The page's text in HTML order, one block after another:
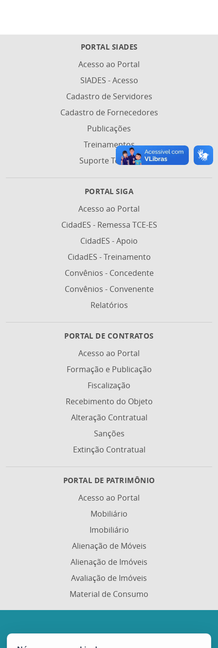
PORTAL SIADES
Acesso ao Portal
SIADES - Acesso
Cadastro de Servidores
Cadastro de Fornecedores
Publicações
Treinamentos
Suporte Técnico
PORTAL SIGA
Acesso ao Portal
CidadES - Remessa TCE-ES
CidadES - Apoio
CidadES - Treinamento
Convênios - Concedente
Convênios - Convenente
Relatórios
PORTAL DE CONTRATOS
Acesso ao Portal
Formação e Publicação
Fiscalização
Recebimento do Objeto
Alteração Contratual
Sanções
Extinção Contratual
PORTAL DE PATRIMÔNIO
Acesso ao Portal
Mobiliário
Imobiliário
Alienação de Móveis
Alienação de Imóveis
Avaliação de Imóveis
Material de Consumo
Portal de Compras Governamentais (Portal de